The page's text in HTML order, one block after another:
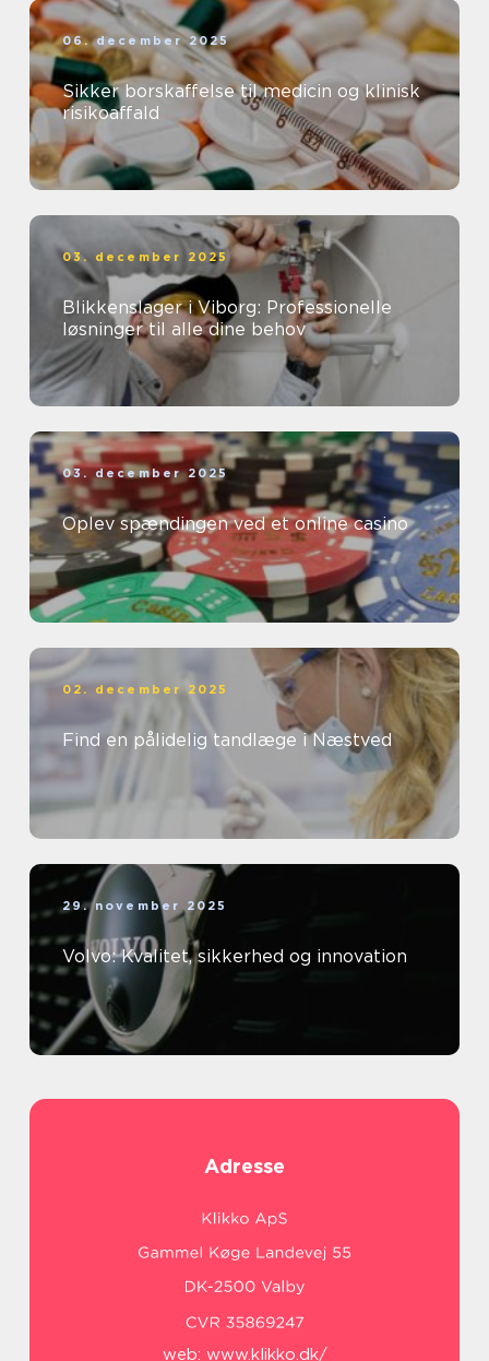
06. december 2025
Sikker borskaffelse til medicin og klinisk
risikoaffald
03. december 2025
Blikkenslager i Viborg: Professionelle
løsninger til alle dine behov
03. december 2025
Oplev spændingen ved et online casino
02. december 2025
Find en pålidelig tandlæge i Næstved
29. november 2025
Volvo: Kvalitet, sikkerhed og innovation
Adresse
web: www.klikko.dk/